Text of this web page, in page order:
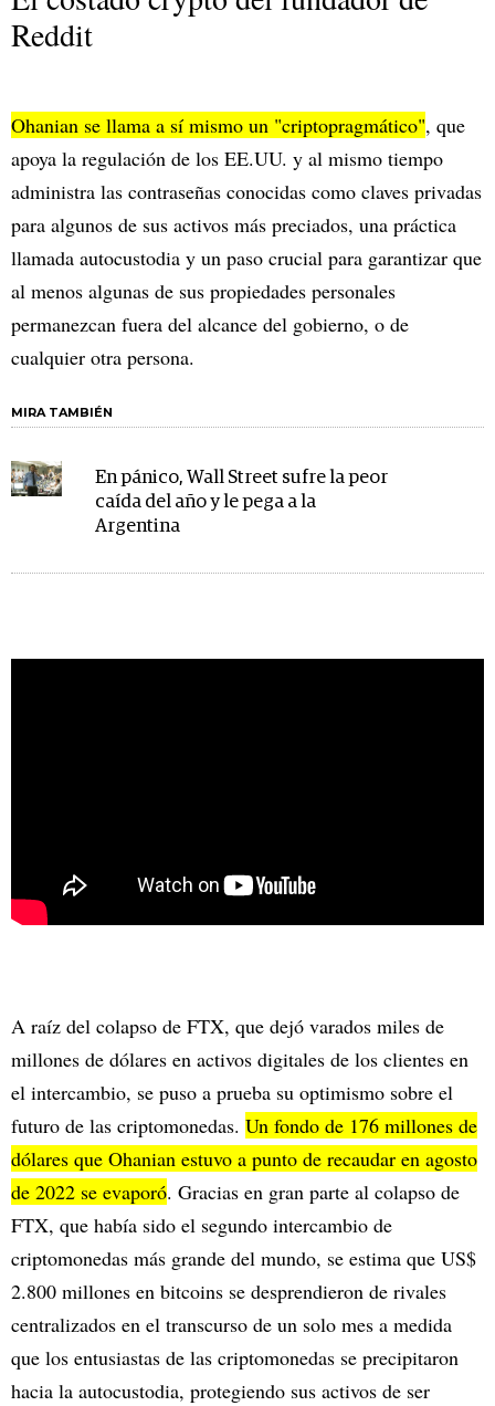
Reddit
Ohanian se llama a sí mismo un "criptopragmático", que
apoya la regulación de los EE.UU. y al mismo tiempo
administra las contraseñas conocidas como claves privadas
para algunos de sus activos más preciados, una práctica
llamada autocustodia y un paso crucial para garantizar que
al menos algunas de sus propiedades personales
permanezcan fuera del alcance del gobierno, o de
cualquier otra persona.
MIRA TAMBIÉN
En pánico, Wall Street sufre la peor
caída del año y le pega a la
Argentina
A raíz del colapso de FTX, que dejó varados miles de
millones de dólares en activos digitales de los clientes en
el intercambio, se puso a prueba su optimismo sobre el
futuro de las criptomonedas. Un fondo de 176 millones de
dólares que Ohanian estuvo a punto de recaudar en agosto
de 2022 se evaporó. Gracias en gran parte al colapso de
FTX, que había sido el segundo intercambio de
criptomonedas más grande del mundo, se estima que US$
2.800 millones en bitcoins se desprendieron de rivales
centralizados en el transcurso de un solo mes a medida
que los entusiastas de las criptomonedas se precipitaron
hacia la autocustodia, protegiendo sus activos de ser